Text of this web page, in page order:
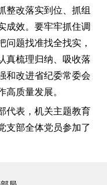
整改落实到位、抓组
成效。要牢牢抓住调
问题找准找全找实，
真梳理归纳、吸收落
和改进省纪委常委会
高质量发展。
表，机关主题教育
支部全体党员参加了